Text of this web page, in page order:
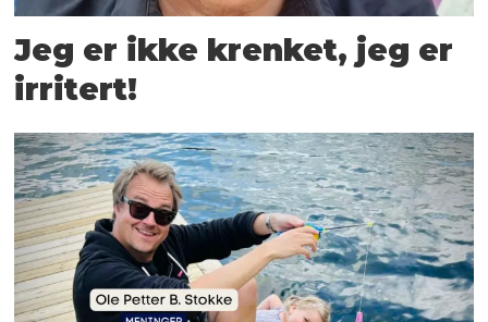
Jeg er ikke krenket, jeg er
irritert!